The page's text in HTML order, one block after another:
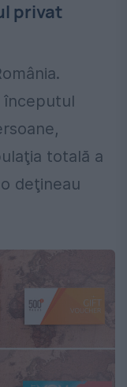
privat
începutul
totală a
deţineau